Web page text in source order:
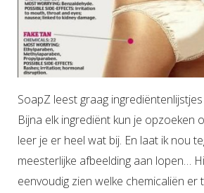
SoapZ leest graag
Bijna elk ingrediënt kun je opzoeken
leer je er heel wat bij. En laat ik nou
meesterlijke afbeelding aan lopen…
eenvoudig zien welke chemicaliën er